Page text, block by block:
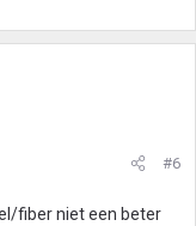
#6
fiber niet een beter